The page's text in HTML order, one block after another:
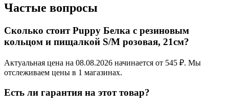
Частые вопросы
Сколько стоит Puppy Белка с резиновым
кольцом и пищалкой S/M розовая, 21см?
Актуальная цена на 08.08.2026 начинается от 545 ₽. Мы
отслеживаем цены в 1 магазинах.
Есть ли гарантия на этот товар?